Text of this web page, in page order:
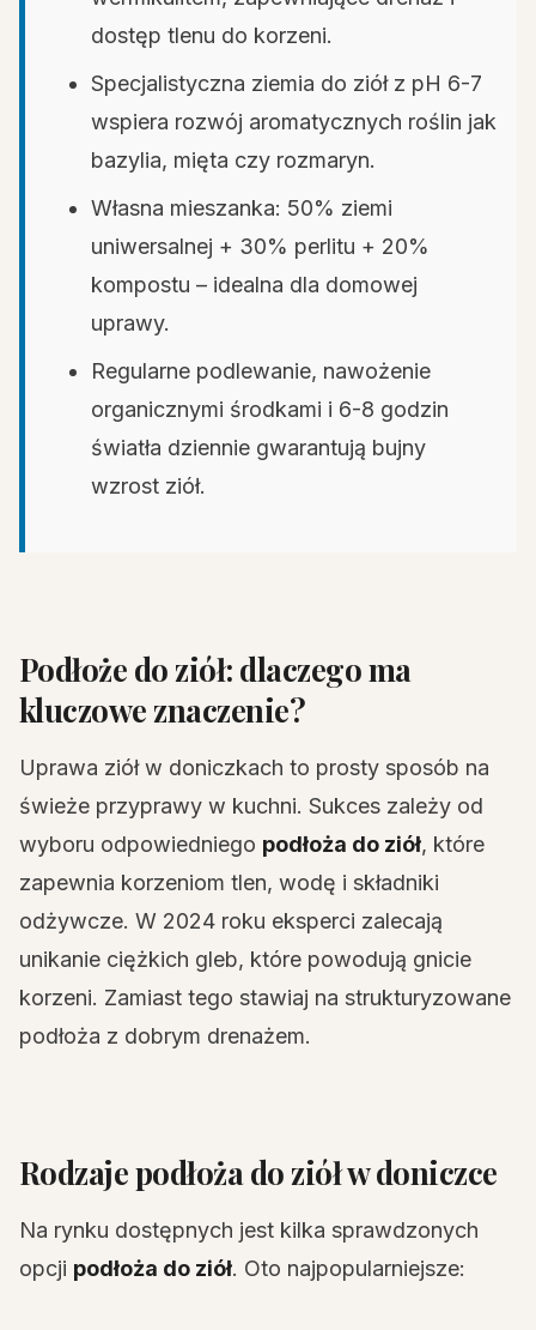
dostęp tlenu do korzeni.
Specjalistyczna ziemia do ziół z pH 6-7
wspiera rozwój aromatycznych roślin jak
bazylia, mięta czy rozmaryn.
Własna mieszanka: 50% ziemi
uniwersalnej + 30% perlitu + 20%
kompostu – idealna dla domowej
uprawy.
Regularne podlewanie, nawożenie
organicznymi środkami i 6-8 godzin
światła dziennie gwarantują bujny
wzrost ziół.
Podłoże do ziół: dlaczego ma
kluczowe znaczenie?
Uprawa ziół w doniczkach to prosty sposób na
świeże przyprawy w kuchni. Sukces zależy od
wyboru odpowiedniego podłoża do ziół, które
zapewnia korzeniom tlen, wodę i składniki
odżywcze. W 2024 roku eksperci zalecają
unikanie ciężkich gleb, które powodują gnicie
korzeni. Zamiast tego stawiaj na strukturyzowane
podłoża z dobrym drenażem.
Rodzaje podłoża do ziół w doniczce
Na rynku dostępnych jest kilka sprawdzonych
opcji podłoża do ziół. Oto najpopularniejsze: